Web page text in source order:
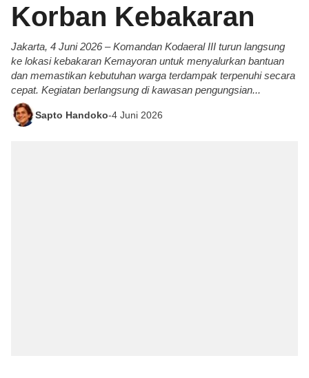
Korban Kebakaran
Jakarta, 4 Juni 2026 – Komandan Kodaeral III turun langsung
ke lokasi kebakaran Kemayoran untuk menyalurkan bantuan
dan memastikan kebutuhan warga terdampak terpenuhi secara
cepat. Kegiatan berlangsung di kawasan pengungsian...
Sapto Handoko-4 Juni 2026